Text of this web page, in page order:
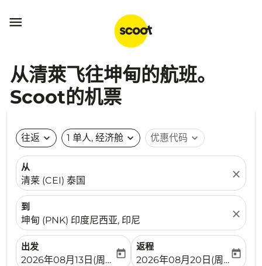

从清萊飞往坤甸的航班。
Scoot的机票
往返 expand_more 1 单人, 经济舱 expand_more 优惠代码 expand_more
从
清莱 (CEI) 泰国
close
到
坤甸 (PNK) 印度尼西亚, 印尼
close
出发
fc-booking-departure-date-aria-label
2026年08月13日(周四)
today
返程
fc-booking-return-date-
2026年08月20日(周四)
today